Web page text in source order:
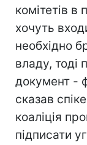
комітетів
хочуть
необхідно
владу, тоді
документ -
сказав
коаліція
підписати